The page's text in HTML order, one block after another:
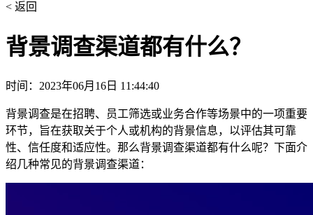
< 返回
背景调查渠道都有什么？
时间：2023年06月16日 11:44:40
背景调查是在招聘、员工筛选或业务合作等场景中的一项重要
环节，旨在获取关于个人或机构的背景信息，以评估其可靠
性、信任度和适应性。那么背景调查渠道都有什么呢？下面介
绍几种常见的背景调查渠道：